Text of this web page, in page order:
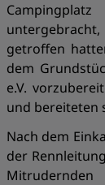
getroffen
dem
e.V.
und bereiteten
Nach dem
der